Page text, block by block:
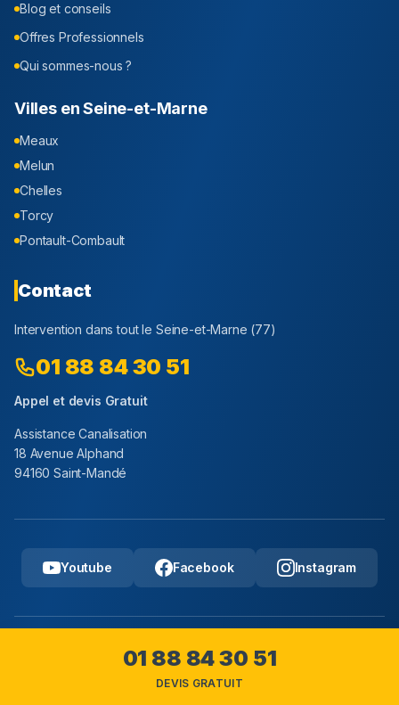
Blog et conseils
Offres Professionnels
Qui sommes-nous ?
Villes enSeine-et-Marne
Meaux
Melun
Chelles
Torcy
Pontault-Combault
Contact
Intervention dans tout le Seine-et-Marne (77)
01 88 84 30 51
Appel et devis Gratuit
Assistance Canalisation
18 Avenue Alphand
94160 Saint-Mandé
Youtube Facebook Instagram
Copyright © 2025 Assistance Canalisation, Tous droits
Mentions legales
01 88 84 30 51
DEVIS GRATUIT